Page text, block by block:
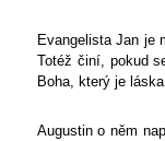
Evangelista Jan je
Totéž činí, pokud
Boha, který je
Augustin o něm